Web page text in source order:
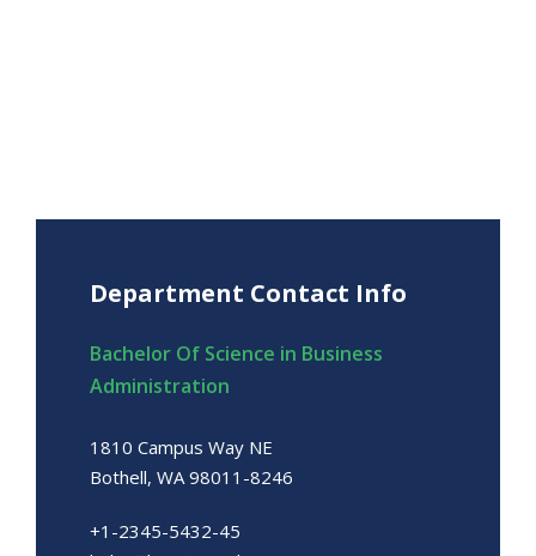
Department Contact Info
Bachelor Of Science in Business
Administration
1810 Campus Way NE
Bothell, WA 98011-8246
+1-2345-5432-45